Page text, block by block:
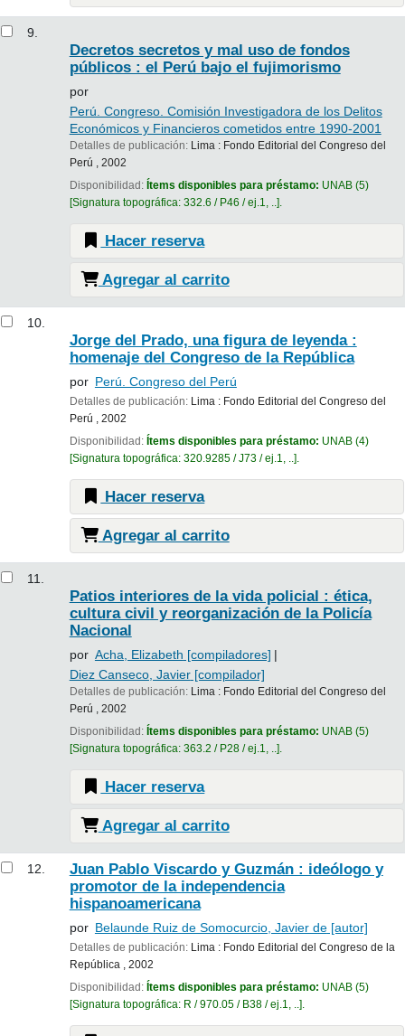
9.
Decretos secretos y mal uso de fondos
públicos : el Perú bajo el fujimorismo
por
Perú. Congreso. Comisión Investigadora de los Delitos
Económicos y Financieros cometidos entre 1990-2001
Detalles de publicación: Lima : Fondo Editorial del Congreso del
Perú , 2002
Disponibilidad: Ítems disponibles para préstamo: UNAB(5)
Signatura topográfica: 332.6 / P46 / ej.1, .. .
Hacer reserva
Agregar al carrito
10.
Jorge del Prado, una figura de leyenda :
homenaje del Congreso de la República
por Perú. Congreso del Perú
Detalles de publicación: Lima : Fondo Editorial del Congreso del
Perú , 2002
Disponibilidad: Ítems disponibles para préstamo: UNAB(4)
Signatura topográfica: 320.9285 / J73 / ej.1, .. .
Hacer reserva
Agregar al carrito
11.
Patios interiores de la vida policial : ética,
cultura civil y reorganización de la Policía
Nacional
por Acha, Elizabeth [compiladores]
Diez Canseco, Javier[compilador]
Detalles de publicación: Lima : Fondo Editorial del Congreso del
Perú , 2002
Disponibilidad: Ítems disponibles para préstamo: UNAB(5)
Signatura topográfica: 363.2 / P28 / ej.1, .. .
Hacer reserva
Agregar al carrito
12.
Juan Pablo Viscardo y Guzmán : ideólogo y
promotor de la independencia
hispanoamericana
por Belaunde Ruiz de Somocurcio, Javier de[autor]
Detalles de publicación: Lima : Fondo Editorial del Congreso de la
República , 2002
Disponibilidad: Ítems disponibles para préstamo: UNAB(5)
Signatura topográfica: R / 970.05 / B38 / ej.1, .. .